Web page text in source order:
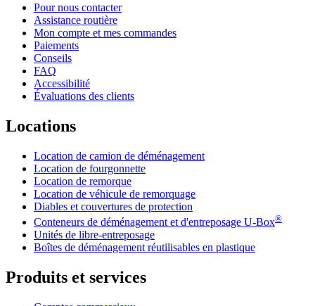
Pour nous contacter
Assistance routière
Mon compte et mes commandes
Paiements
Conseils
FAQ
Accessibilité
Évaluations des clients
Locations
Location de camion de déménagement
Location de fourgonnette
Location de remorque
Location de véhicule de remorquage
Diables et couvertures de protection
Conteneurs de déménagement et d'entreposage U-Box®
Unités de libre-entreposage
Boîtes de déménagement réutilisables en plastique
Produits et services